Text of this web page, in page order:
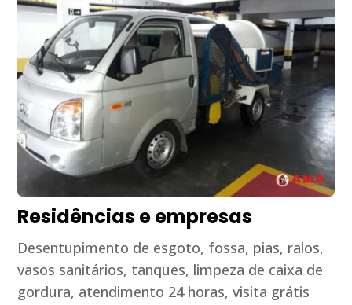
Residências e empresas
Desentupimento de esgoto, fossa, pias, ralos,
vasos sanitários, tanques, limpeza de caixa de
gordura, atendimento 24 horas, visita grátis